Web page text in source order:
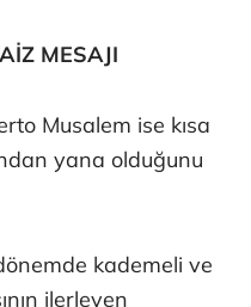
MESAJI
Musalem ise kısa
yana olduğunu
kademeli ve
ilerleyen